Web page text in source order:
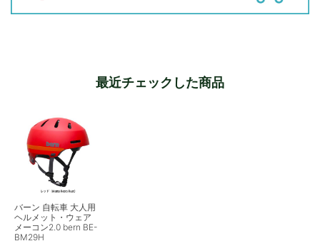
最近チェックした商品
バーン 自転車 大人用
ヘルメット・ウェア
メーコン2.0 bern BE-
BM29H